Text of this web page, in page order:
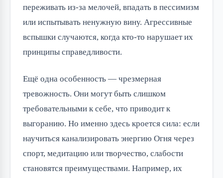
переживать из-за мелочей, впадать в пессимизм
или испытывать ненужную вину. Агрессивные
вспышки случаются, когда кто-то нарушает их
принципы справедливости.
Ещё одна особенность — чрезмерная
тревожность. Они могут быть слишком
требовательными к себе, что приводит к
выгоранию. Но именно здесь кроется сила: если
научиться канализировать энергию Огня через
спорт, медитацию или творчество, слабости
становятся преимуществами. Например, их